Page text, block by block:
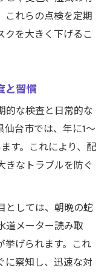
これらの点検を定期
クを大きく下げるこ
と習慣
的な検査と日常的な
台市では、年に1〜
す。これにより、配
きなトラブルを防ぐ
としては、朝晩の蛇
道メーター読み取
挙げられます。これ
に察知し、迅速な対